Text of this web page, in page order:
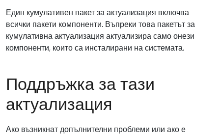
Един кумулативен пакет за актуализация включва
всички пакети компоненти. Въпреки това пакетът за
кумулативна актуализация актуализира само онези
компоненти, които са инсталирани на системата.
Поддръжка за тази
актуализация
Ако възникнат допълнителни проблеми или ако е